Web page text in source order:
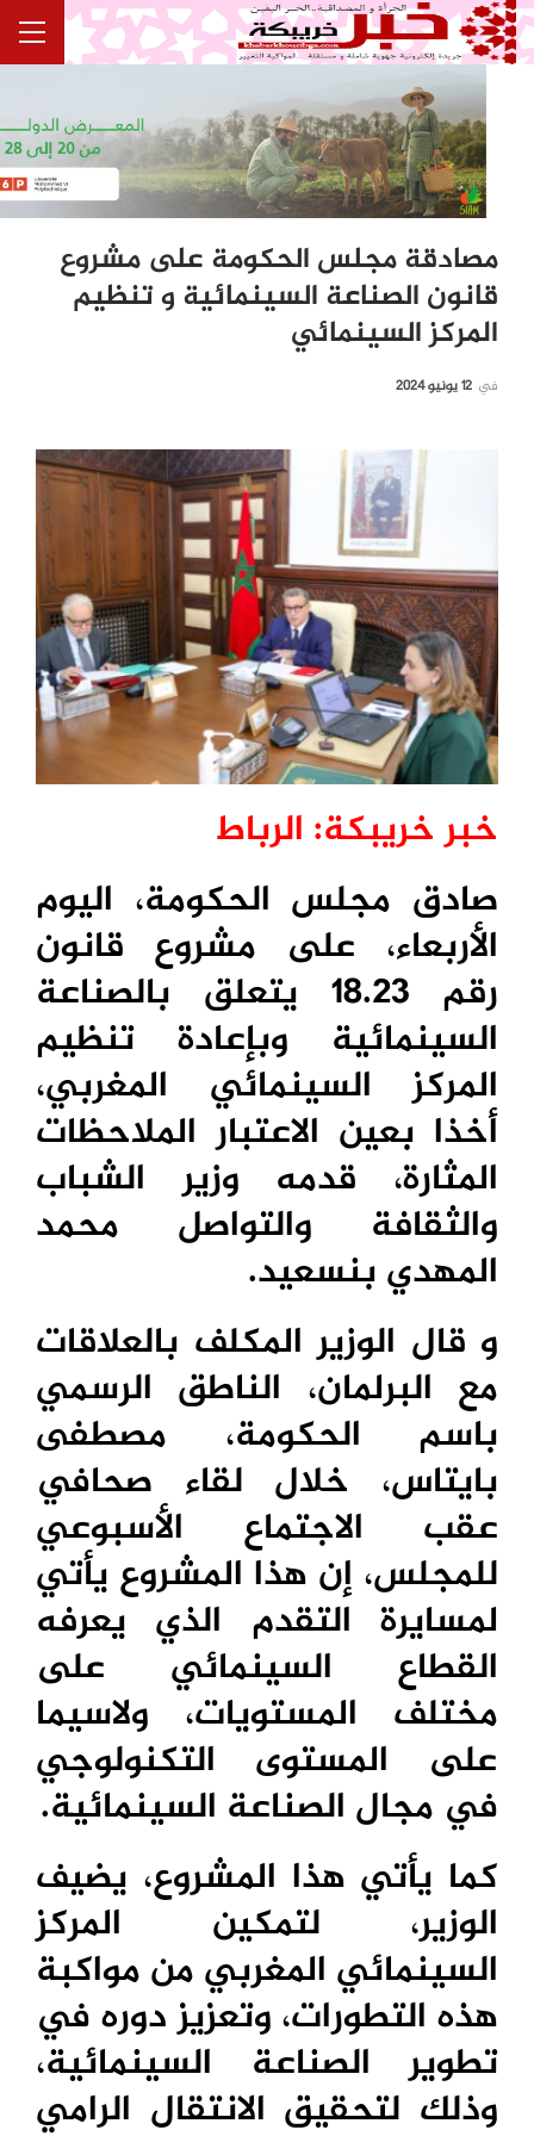
مصادقة مجلس الحكومة على مشروع
قانون الصناعة السينمائية و تنظيم
المركز السينمائي
في 12 يونيو 2024
خبر خريبكة: الرباط
صادق مجلس الحكومة، اليوم
الأربعاء، على مشروع قانون
رقم 18.23 يتعلق بالصناعة
السينمائية وبإعادة تنظيم
المركز السينمائي المغربي،
أخذا بعين الاعتبار الملاحظات
المثارة، قدمه وزير الشباب
والثقافة والتواصل محمد
المهدي بنسعيد.
و قال الوزير المكلف بالعلاقات
مع البرلمان، الناطق الرسمي
باسم الحكومة، مصطفى
بايتاس، خلال لقاء صحافي
عقب الاجتماع الأسبوعي
للمجلس، إن هذا المشروع يأتي
لمسايرة التقدم الذي يعرفه
القطاع السينمائي على
مختلف المستويات، ولاسيما
على المستوى التكنولوجي
في مجال الصناعة السينمائية.
كما يأتي هذا المشروع، يضيف
الوزير، لتمكين المركز
السينمائي المغربي من مواكبة
هذه التطورات، وتعزيز دوره في
تطوير الصناعة السينمائية،
وذلك لتحقيق الانتقال الرامي